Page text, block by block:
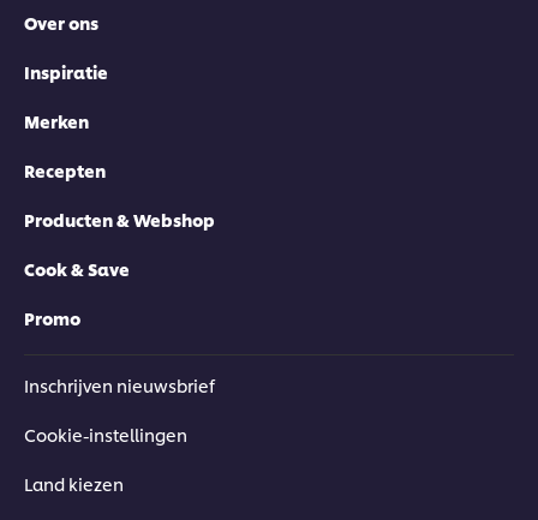
Over ons
Inspiratie
Merken
Recepten
Producten & Webshop
Cook & Save
Promo
Inschrijven nieuwsbrief
Cookie-instellingen
Land kiezen